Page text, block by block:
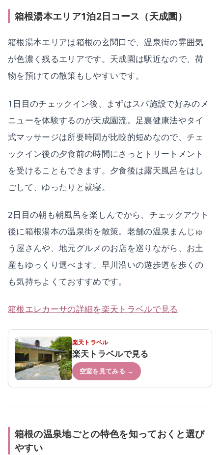
箱根湯本エリア1泊2日コース（天成園）
箱根湯本エリアは箱根の玄関口で、温泉街の雰囲気
が色濃く残るエリアです。天成園は駅近なので、荷
物を預けての散策もしやすいです。
1日目のチェックイン後、まずはスパ施設で好みのメ
ニューを体験するのが天成園流。足裏健康法やタイ
式マッサージは所要時間が比較的短めなので、チェ
ックイン後の夕食前の時間にさっとトリートメント
を受けることもできます。夕食後は露天風呂をはし
ごして、ゆったりと就寝。
2日目の朝も朝風呂を楽しんでから、チェックアウト
後に箱根湯本の温泉街を散策。老舗の温泉まんじゅ
う屋さんや、地元グルメのお店を巡りながら、お土
産もゆっくり選べます。早川沿いの遊歩道を歩くの
も気持ちよくておすすめです。
箱根エレカーサの詳細を楽天トラベルで見る
楽天トラベル
楽天トラベルで見る
空室を見てみる →
箱根の温泉地ごとの特色を知っておくと選び
やすい